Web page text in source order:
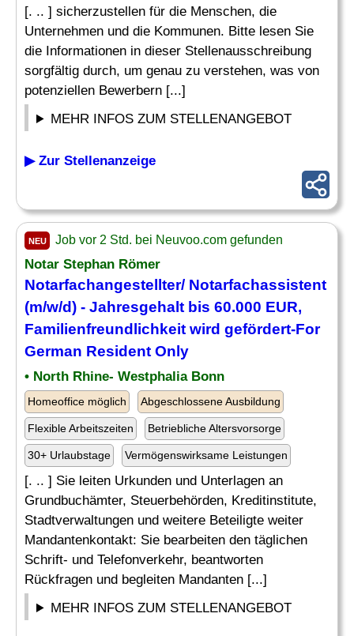
[. .. ] sicherzustellen für die Menschen, die
Unternehmen und die Kommunen. Bitte lesen Sie
die Informationen in dieser Stellenausschreibung
sorgfältig durch, um genau zu verstehen, was von
potenziellen Bewerbern [...]
MEHR INFOS ZUM STELLENANGEBOT
▶ Zur Stellenanzeige
NEU Job vor 2 Std. bei Neuvoo.com gefunden
Notar Stephan Römer
Notarfachangestellter/ Notarfachassistent
(m/w/d) - Jahresgehalt bis 60.000 EUR,
Familienfreundlichkeit wird gefördert-For
German Resident Only
• North Rhine- Westphalia Bonn
Homeoffice möglich Abgeschlossene Ausbildung
Flexible Arbeitszeiten Betriebliche Altersvorsorge
30+ Urlaubstage Vermögenswirksame Leistungen
[. .. ] Sie leiten Urkunden und Unterlagen an
Grundbuchämter, Steuerbehörden, Kreditinstitute,
Stadtverwaltungen und weitere Beteiligte weiter
Mandantenkontakt: Sie bearbeiten den täglichen
Schrift- und Telefonverkehr, beantworten
Rückfragen und begleiten Mandanten [...]
MEHR INFOS ZUM STELLENANGEBOT